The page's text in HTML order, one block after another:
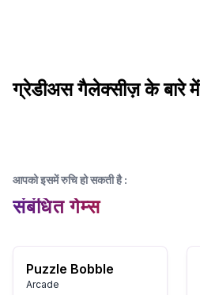
ग्रेडीअस गैलेक्सीज़ के बारे
आपको इसमें रुचि हो सकती है:
संबंधित गेम्स
Puzzle Bobble
Arcade